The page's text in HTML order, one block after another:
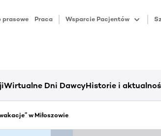
prasowe Praca Wsparcie Pacjentów
Wirtualne Dni DawcyHistorie i
w Miłoszowie